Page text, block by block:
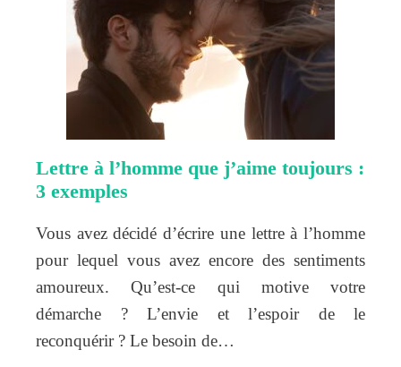
Lettre à l’homme que j’aime toujours :
3 exemples
Vous avez décidé d’écrire une lettre à l’homme
pour lequel vous avez encore des sentiments
amoureux. Qu’est-ce qui motive votre
démarche ? L’envie et l’espoir de le
reconquérir ? Le besoin de…